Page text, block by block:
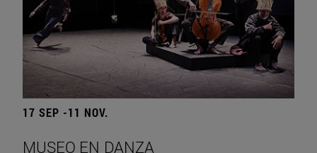
17 SEP -11 NOV.
MUSEO EN DANZA